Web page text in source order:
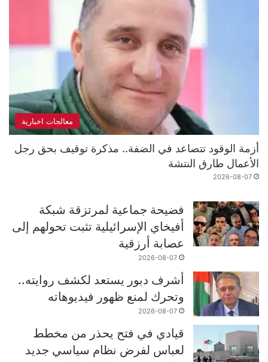
معالجات اخبارية
أزمة الوقود تتصاعد في الضفة.. مذكرة توقيف بحق رجل
الأعمال طارق النتشة
2026-08-07
فضيحة جماعية لمرتزقة شبكة
أفيخاي الإسرائيلية تثبت تحولهم إلى
عصابة أرزقية
2026-08-07
أشرف دبور يستعد لكشف روايته..
وتحرك لمنع ظهور فيديوهاته
2026-08-07
قيادي في فتح يحذر من مخطط
لعباس لفرض نظام سياسي جديد